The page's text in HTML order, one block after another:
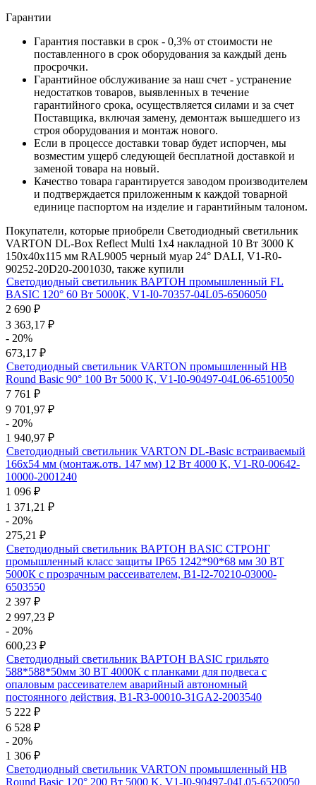
Гарантии
Гарантия поставки в срок - 0,3% от стоимости не
поставленного в срок оборудования за каждый день
просрочки.
Гарантийное обслуживание за наш счет - устранение
недостатков товаров, выявленных в течение
гарантийного срока, осуществляется силами и за счет
Поставщика, включая замену, демонтаж вышедшего из
строя оборудования и монтаж нового.
Если в процессе доставки товар будет испорчен, мы
возместим ущерб следующей бесплатной доставкой и
заменой товара на новый.
Качество товара гарантируется заводом производителем
и подтверждается приложенным к каждой товарной
единице паспортом на изделие и гарантийным талоном.
Покупатели, которые приобрели Светодиодный светильник
VARTON DL-Box Reflect Multi 1x4 накладной 10 Вт 3000 К
150х40х115 мм RAL9005 черный муар 24° DALI, V1-R0-
90252-20D20-2001030, также купили
Светодиодный светильник ВАРТОН промышленный FL
BASIC 120° 60 Вт 5000К, V1-I0-70357-04L05-6506050
2 690 ₽
3 363,17 ₽
- 20%
673,17 ₽
Светодиодный светильник VARTON промышленный HB
Round Basic 90° 100 Вт 5000 K, V1-I0-90497-04L06-6510050
7 761 ₽
9 701,97 ₽
- 20%
1 940,97 ₽
Светодиодный светильник VARTON DL-Basic встраиваемый
166х54 мм (монтаж.отв. 147 мм) 12 Вт 4000 K, V1-R0-00642-
10000-2001240
1 096 ₽
1 371,21 ₽
- 20%
275,21 ₽
Светодиодный светильник ВАРТОН BASIC СТРОНГ
промышленный класс защиты IP65 1242*90*68 мм 30 ВТ
5000К с прозрачным рассеивателем, B1-I2-70210-03000-
6503550
2 397 ₽
2 997,23 ₽
- 20%
600,23 ₽
Светодиодный светильник ВАРТОН BASIC грильято
588*588*50мм 30 ВТ 4000К с планками для подвеса с
опаловым рассеивателем аварийный автономный
постоянного действия, B1-R3-00010-31GA2-2003540
5 222 ₽
6 528 ₽
- 20%
1 306 ₽
Светодиодный светильник VARTON промышленный HB
Round Basic 120° 200 Вт 5000 K, V1-I0-90497-04L05-6520050